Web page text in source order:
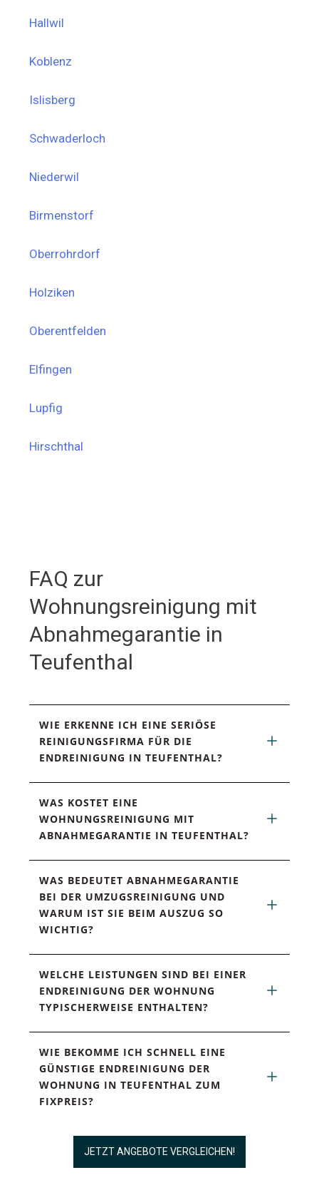
Hallwil
Koblenz
Islisberg
Schwaderloch
Niederwil
Birmenstorf
Oberrohrdorf
Holziken
Oberentfelden
Elfingen
Lupfig
Hirschthal
FAQ zur
Wohnungsreinigung mit
Abnahmegarantie in
Teufenthal
WIE ERKENNE ICH EINE SERIÖSE
REINIGUNGSFIRMA FÜR DIE
ENDREINIGUNG IN TEUFENTHAL?
WAS KOSTET EINE
WOHNUNGSREINIGUNG MIT
ABNAHMEGARANTIE IN TEUFENTHAL?
WAS BEDEUTET ABNAHMEGARANTIE
BEI DER UMZUGSREINIGUNG UND
WARUM IST SIE BEIM AUSZUG SO
WICHTIG?
WELCHE LEISTUNGEN SIND BEI EINER
ENDREINIGUNG DER WOHNUNG
TYPISCHERWEISE ENTHALTEN?
WIE BEKOMME ICH SCHNELL EINE
GÜNSTIGE ENDREINIGUNG DER
WOHNUNG IN TEUFENTHAL ZUM
FIXPREIS?
JETZT ANGEBOTE VERGLEICHEN!